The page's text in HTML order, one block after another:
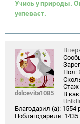
Учись у природы.
успевает.
dolcevita1085
Пол:
Стаж
В
Благодарил (а): 1554
Поблагодарили: 1435